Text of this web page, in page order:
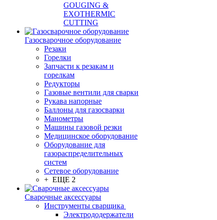
GOUGING &
EXOTHERMIC
CUTTING
Газосварочное оборудование
Резаки
Горелки
Запчасти к резакам и
горелкам
Редукторы
Газовые вентили для сварки
Рукава напорные
Баллоны для газосварки
Манометры
Машины газовой резки
Медицинское оборудование
Оборудование для
газораспределительных
систем
Сетевое оборудование
+ ЕЩЕ 2
Сварочные аксессуары
Инструменты сварщика
Электрододержатели